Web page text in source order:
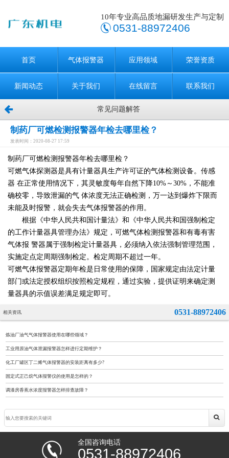
10年专业高品质地漏研发生产与定制
0531-88972406
首页 气体报警器 应用领域 荣誉资质
新闻动态 关于我们 在线留言 联系我们
常见问题解答
制药厂可燃检测报警器年检去哪里检？
发表时间：2020-08-27 17:59
制药厂可燃检测报警器年检去哪里检？
可燃气体探测器是具有计量器具生产许可证的气体检测设备。传感
器 在正常使用情况下，其灵敏度每年自然下降10%～30%，不能准
确校零，导致泄漏的气 体浓度无法正确检测，万一达到爆炸下限而
未能及时报警，就会失去气体报警器的作用。
根据《中华人民共和国计量法》和《中华人民共和国强制检定
的工作计量器具管理办法》规定，可燃气体检测报警器和有毒有害
气体报 警器属于强制检定计量器具，必须纳入依法强制管理范围，
实施定点定周期强制检定。检定周期不超过一年。
可燃气体报警器定期年检是日常使用的保障，国家规定由法定计量
部门或法定授权组织按照检定规程，通过实验，提供证明来确定测
量器具的示值误差满足规定即可。
相关资讯 0531-88972406
炼油厂油气气体报警器使用在哪些领域？
工业用原油气体泄漏报警器怎样进行定期维护？
化工厂罐区丁二烯气体报警器的安装距离有多少?
固定式正己烷气体报警仪的使用是怎样的？
调漆房香蕉水浓度报警器怎样排查故障？
全国咨询电话
0531-88972406